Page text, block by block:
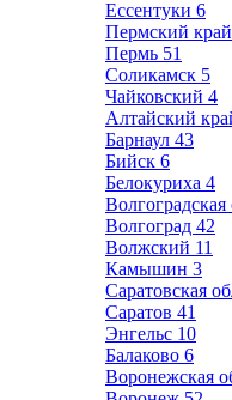
Ессентуки 6
Пермский край
Пермь 51
Соликамск 5
Чайковский 4
Алтайский
Барнаул 43
Бийск 6
Белокуриха 4
Волгоградская
Волгоград 42
Волжский 11
Камышин 3
Саратовская
Саратов 41
Энгельс 10
Балаково 6
Воронежская